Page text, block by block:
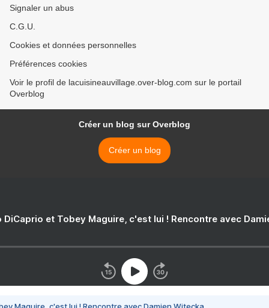
Signaler un abus
C.G.U.
Cookies et données personnelles
Préférences cookies
Voir le profil de lacuisineauvillage.over-blog.com sur le portail
Overblog
Créer un blog sur Overblog
Créer un blog
DiCaprio et Tobey Maguire, c'est lui ! Rencontre avec